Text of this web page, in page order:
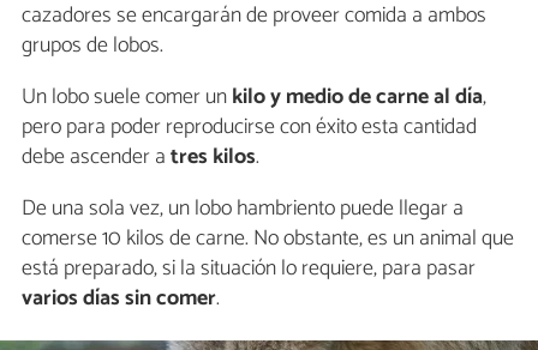
cazadores se encargarán de proveer comida a ambos
grupos de lobos.
Un lobo suele comer unkilo y medio de carne al día,
pero para poder reproducirse con éxito esta cantidad
debe ascender atres kilos.
De una sola vez, un lobo hambriento puede llegar a
comerse 10 kilos de carne. No obstante, es un animal que
está preparado, si la situación lo requiere, para pasar
varios días sin comer.